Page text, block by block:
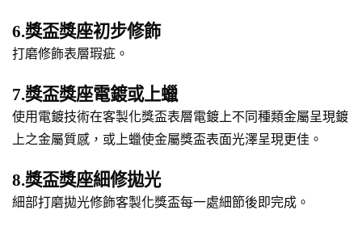
6.獎盃獎座初步修飾
打磨修飾表層瑕疵。
7.獎盃獎座電鍍或上蠟
使用電鍍技術在客製化獎盃表層電鍍上不同種類金屬呈現鍍
上之金屬質感，或上蠟使金屬獎盃表面光澤呈現更佳。
8.獎盃獎座細修拋光
細部打磨拋光修飾客製化獎盃每一處細節後即完成。